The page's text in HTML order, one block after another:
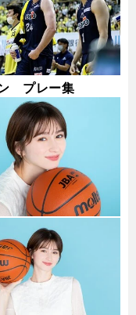
プレー集